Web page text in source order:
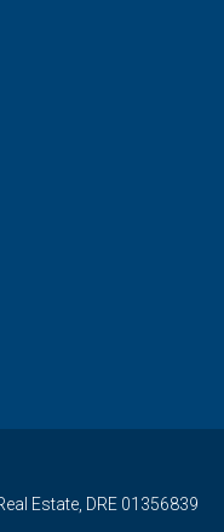
Estate, DRE 01356839